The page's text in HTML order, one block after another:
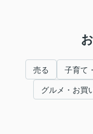
売る 子育て
グルメ・お買